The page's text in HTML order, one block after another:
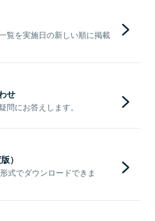
覧を実施日の新しい順に掲載
せ
にお答えします。
）
式でダウンロードできま